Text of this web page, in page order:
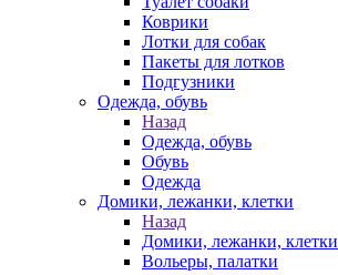
Коврики
Лотки для собак
Пакеты для лотков
Подгузники
Одежда, обувь
Назад
Одежда, обувь
Обувь
Одежда
Домики, лежанки, клетки
Назад
Домики, лежанки, клетки
Вольеры, палатки